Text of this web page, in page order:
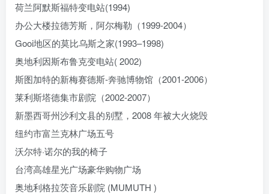
荷兰阿默斯福特变电站(1994)
办公大楼拉德芳斯，阿尔梅勒（1999-2004）
Gooi地区的莫比乌斯之家(1993–1998)
奥地利因斯布鲁克变电站( 2002)
斯图加特的新梅赛德斯-奔驰博物馆（2001-2006）
莱利斯塔德集市剧院（2002-2007）
新墨西哥州沙利文县的别墅，2008 年被大火烧毁
纽约市富兰克林广场五号
沃尔特·诺尔的我的椅子
台湾高雄星光广场豪华购物广场
奥地利格拉茨音乐剧院 (MUMUTH )